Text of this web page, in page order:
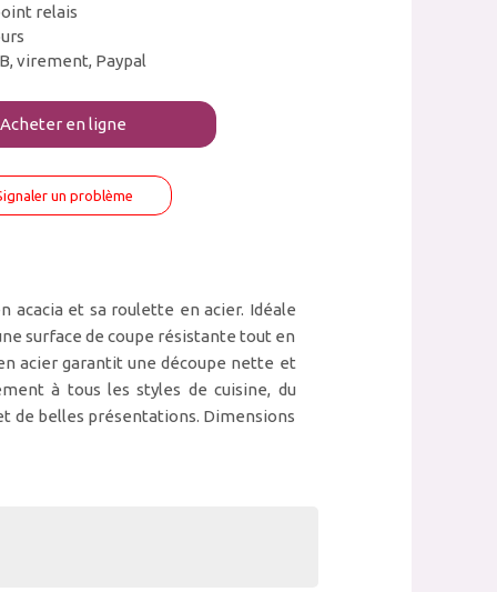
relais
virement, Paypal
Acheter en ligne
un problème
acacia et sa roulette en acier. Idéale
surface de coupe résistante tout en
acier garantit une découpe nette et
à tous les styles de cuisine, du
de belles présentations. Dimensions